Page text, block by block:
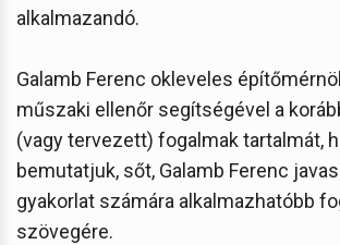
alkalmazandó.
Galamb Ferenc okleveles
műszaki ellenőr segítségével a
(vagy tervezett) fogalmak tartalmát,
bemutatjuk, sőt, Galamb Ferenc
gyakorlat számára alkalmazhatóbb
szövegére.